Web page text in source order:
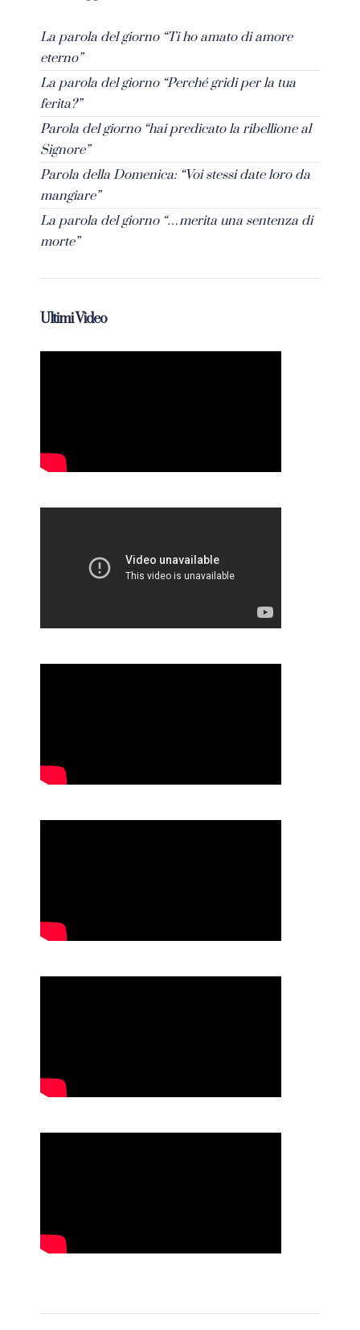
La parola del giorno “Ti ho amato di amore
eterno”
La parola del giorno “Perché gridi per la tua
ferita?”
Parola del giorno “hai predicato la ribellione al
Signore”
Parola della Domenica: “Voi stessi date loro da
mangiare”
La parola del giorno “…merita una sentenza di
morte”
Ultimi Video